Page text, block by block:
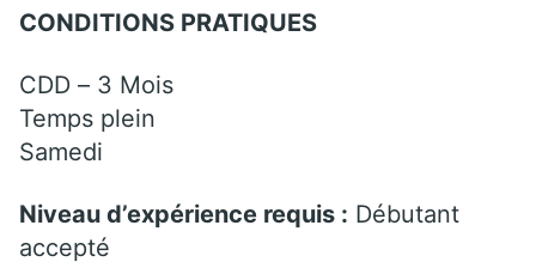
CONDITIONS PRATIQUES
CDD – 3 Mois
Temps plein
Samedi
Niveau d’expérience requis : Débutant
accepté